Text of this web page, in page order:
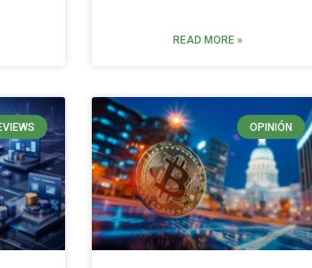
READ MORE »
OPINIÓN